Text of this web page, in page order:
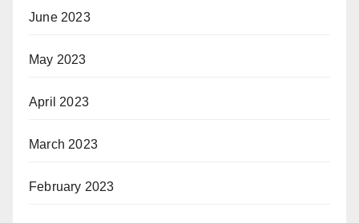
June 2023
May 2023
April 2023
March 2023
February 2023